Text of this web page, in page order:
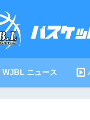
WJBL ニュース